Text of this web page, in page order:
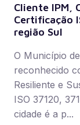
Cliente IPM,
Certificação
região Sul
O Município
reconhecido
Resiliente e
ISO 37120,
cidade é a p...